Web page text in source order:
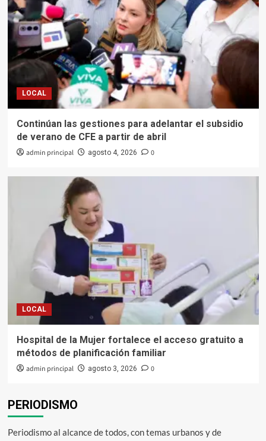
LOCAL
Continúan las gestiones para adelantar el subsidio
de verano de CFE a partir de abril
admin principal agosto 4, 2026 0
LOCAL
Hospital de la Mujer fortalece el acceso gratuito a
métodos de planificación familiar
admin principal agosto 3, 2026 0
PERIODISMO
Periodismo al alcance de todos, con temas urbanos y de